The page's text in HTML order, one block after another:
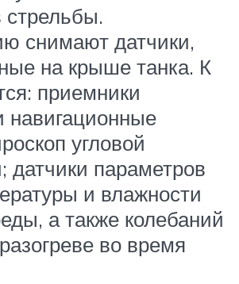
стрельбы.
снимают датчики,
на крыше танка. К
приемники
угловой
датчики параметров
и влажности
а также колебаний
во время